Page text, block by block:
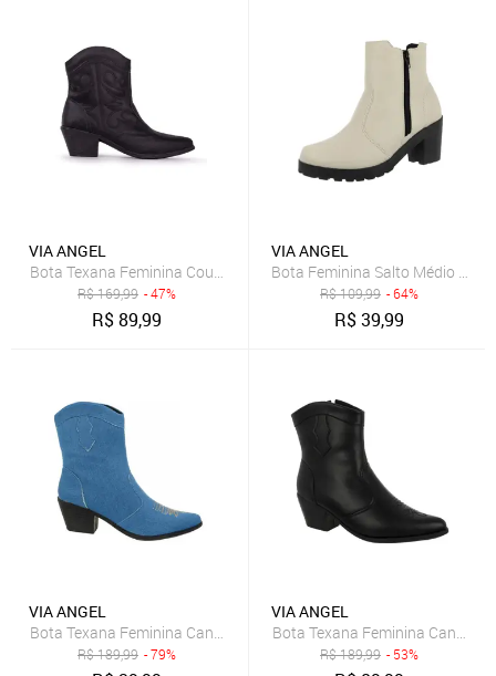
VIA ANGEL
Bota Texana Feminina Country Bordada Bico Fino Via Angel Preto
R$169,99 - 47%
R$89,99
VIA ANGEL
R$109,99 - 64%
R$39,99
VIA ANGEL
R$189,99 - 79%
VIA ANGEL
R$189,99 - 53%